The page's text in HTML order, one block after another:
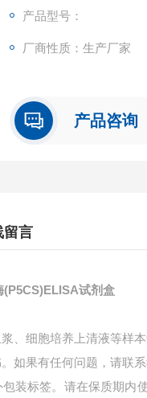
产品型号：
厂商性质：生产厂家
产品咨询
留言
(P5CS)ELISA试剂盒
、细胞培养上清液等样
如果有任何问题，请联
装标签。请在保质期内